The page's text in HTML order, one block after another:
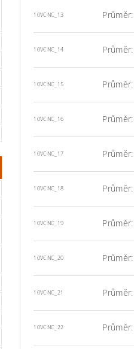
10VCNC_13
10VCNC_14
10VCNC_15
10VCNC_16
10VCNC_17
10VCNC_18
10VCNC_19
10VCNC_20
10VCNC_21
10VCNC_22